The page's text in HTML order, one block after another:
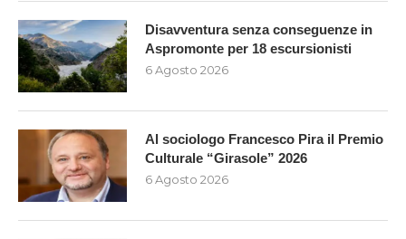
Disavventura senza conseguenze in
Aspromonte per 18 escursionisti
6 Agosto 2026
Al sociologo Francesco Pira il Premio
Culturale “Girasole” 2026
6 Agosto 2026